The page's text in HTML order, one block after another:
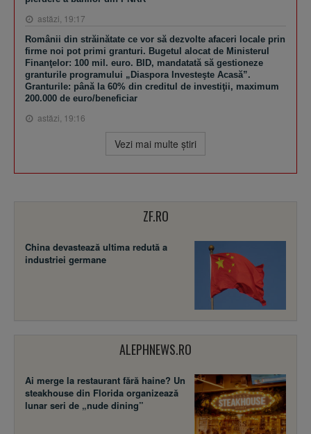
astăzi, 19:17
Românii din străinătate ce vor să dezvolte afaceri locale prin
firme noi pot primi granturi. Bugetul alocat de Ministerul
Finanţelor: 100 mil. euro. BID, mandatată să gestioneze
granturile programului „Diaspora Investeşte Acasă”.
Granturile: până la 60% din creditul de investiţii, maximum
200.000 de euro/beneficiar
astăzi, 19:16
Vezi mai multe ştiri
ZF.RO
China devastează ultima redută a
industriei germane
ALEPHNEWS.RO
Ai merge la restaurant fără haine? Un
steakhouse din Florida organizează
lunar seri de „nude dining”